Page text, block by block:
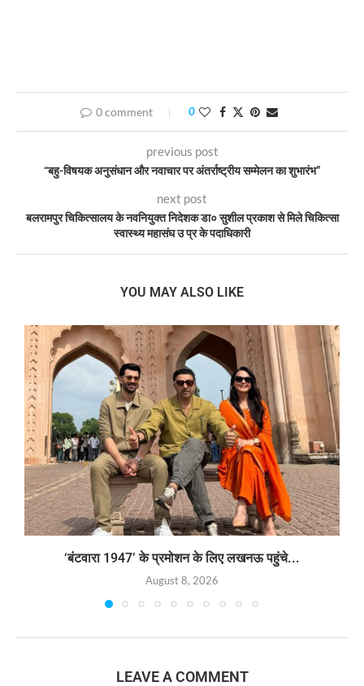
0 comment 0
previous post
“बहु-विषयक अनुसंधान और नवाचार पर अंतर्राष्ट्रीय सम्मेलन का शुभारंभ”
next post
बलरामपुर चिकित्सालय के नवनियुक्त निदेशक डा० सुशील प्रकाश से मिले चिकित्सा
स्वास्थ्य महासंघ उ प्र के पदाधिकारी
YOU MAY ALSO LIKE
‘बंटवारा 1947’ के प्रमोशन के लिए लखनऊ पहुंचे...
August 8, 2026
LEAVE A COMMENT